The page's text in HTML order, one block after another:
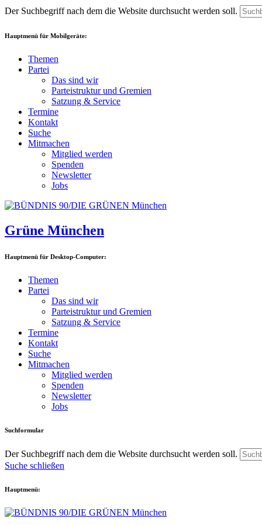
Der Suchbegriff nach dem die Website durchsucht werden soll.
Hauptmenü für Mobilgeräte:
Themen
Partei
Das sind wir
Parteistruktur und Gremien
Satzung & Service
Termine
Kontakt
Suche
Mitmachen
Mitglied werden
Spenden
Newsletter
Jobs
Grüne München
Hauptmenü für Desktop-Computer:
Themen
Partei
Das sind wir
Parteistruktur und Gremien
Satzung & Service
Termine
Kontakt
Suche
Mitmachen
Mitglied werden
Spenden
Newsletter
Jobs
Suchformular
Der Suchbegriff nach dem die Website durchsucht werden soll.
Suche schließen
Hauptmenü: